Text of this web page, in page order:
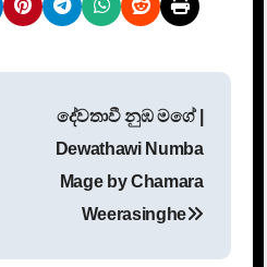
දේවතාවී නුඹ මගේ |
Dewathawi Numba
Mage by Chamara
Weerasinghe